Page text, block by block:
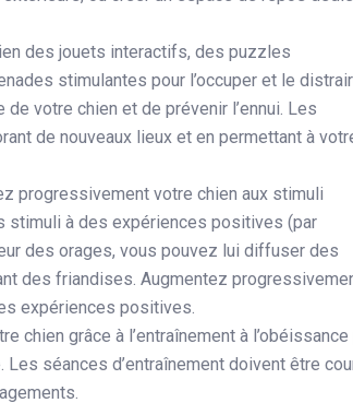
des jouets interactifs, des puzzles
stimulantes pour l’occuper et le
votre chien et de prévenir l’ennui. Les
de nouveaux lieux et en permettant à
progressivement votre chien aux stimuli
à des expériences positives (par
des orages, vous pouvez lui diffuser des
des friandises. Augmentez
expériences positives.
chien grâce à l’entraînement à
séances d’entraînement doivent être